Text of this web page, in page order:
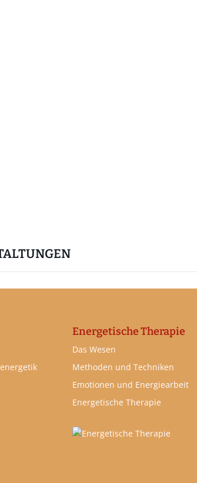
Energetische Therapie
Das Wesen
Methoden und Techniken
Emotionen und Energiearbeit
Energetische Therapie